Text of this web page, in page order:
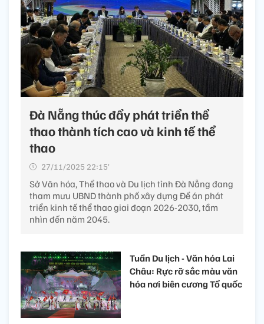
Đà Nẵng thúc đẩy phát triển thể
thao thành tích cao và kinh tế thể
thao
27/11/2025 22:15’
Sở Văn hóa, Thể thao và Du lịch tỉnh Đà Nẵng đang
tham mưu UBND thành phố xây dựng Đề án phát
triển kinh tế thể thao giai đoạn 2026-2030, tầm
nhìn đến năm 2045.
Tuần Du lịch - Văn hóa Lai
Châu: Rực rỡ sắc màu văn
hóa nơi biên cương Tổ quốc